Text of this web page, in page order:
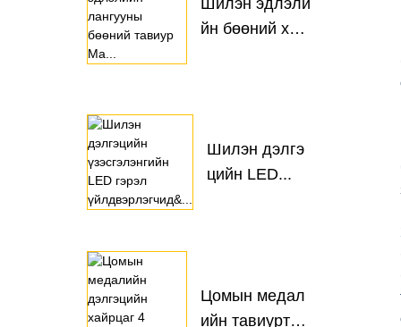
йн бөөний худ
Шилэн дэлгэ
цийн LED...
Цомын медал
ийн тавиурта